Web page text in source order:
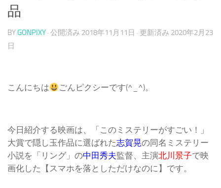
品
BYGONPIXY · 公開済み 2018年11月11日 · 更新済み 2020年2月23
日
こんにちは ごんピクシーです(^_^)。
今日紹介する映画は、「このミステリーがすごい！」
大賞で隠し玉作品に選ばれた志賀晃の同名ミステリー
小説を「リング」の中田秀夫監督、主演北川景子で映
画化した【スマホを落としただけなのに】です。